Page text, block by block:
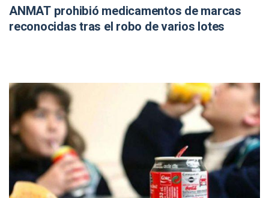
ANMAT prohibió medicamentos de marcas
reconocidas tras el robo de varios lotes